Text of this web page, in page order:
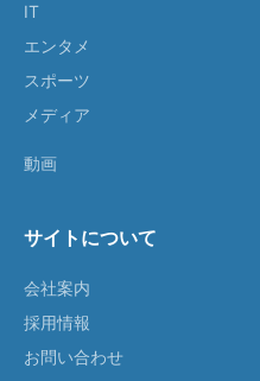
IT
エンタメ
スポーツ
メディア
動画
サイトについて
会社案内
採用情報
お問い合わせ